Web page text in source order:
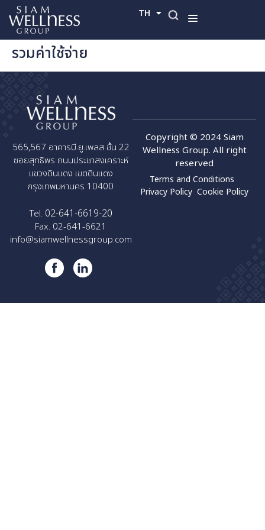
TH
EN
รวมค่าใช้จ่าย
565,567 อาคารบี.ยู.เพลส ชั้น 22
ซอยสุทธิพร ถนนประชาสงเคราะห์
แขวงดินแดง เขตดินแดง
กรุงเทพมหานคร 10400
Tel. 02-641-6619-20
Fax. 02-641-6621
info@siamwellnessgroup.com
Copyright © 2024 Siam
Wellness Group. All right
reserved
Terms and Conditions
Privacy Policy Cookie Policy